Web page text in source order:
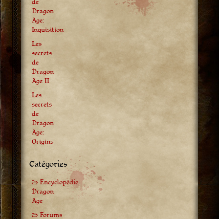
de
Dragon
Age:
Inquisition
Les
secrets
de
Dragon
Age II
Les
secrets
de
Dragon
Age:
Origins
Catégories
Encyclopédie
Dragon
Age
Forums